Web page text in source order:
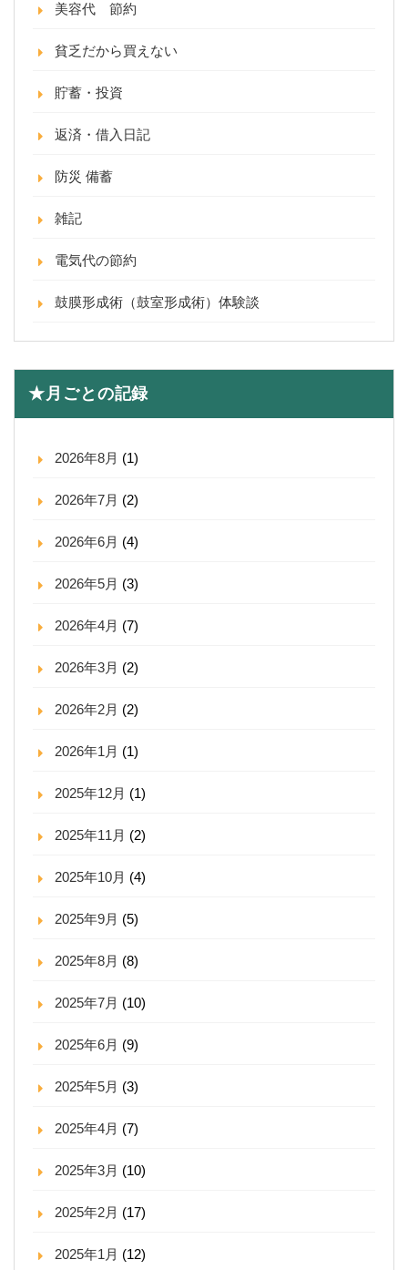
美容代 節約
貧乏だから買えない
貯蓄・投資
返済・借入日記
防災 備蓄
雑記
電気代の節約
鼓膜形成術（鼓室形成術）体験談
★月ごとの記録
2026年8月 (1)
2026年7月 (2)
2026年6月 (4)
2026年5月 (3)
2026年4月 (7)
2026年3月 (2)
2026年2月 (2)
2026年1月 (1)
2025年12月 (1)
2025年11月 (2)
2025年10月 (4)
2025年9月 (5)
2025年8月 (8)
2025年7月 (10)
2025年6月 (9)
2025年5月 (3)
2025年4月 (7)
2025年3月 (10)
2025年2月 (17)
2025年1月 (12)